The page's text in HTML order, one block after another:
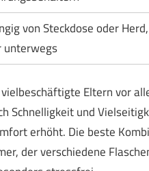
von Steckdose oder Herd,
unterwegs
Eltern vor
Schnelligkeit und
erhöht. Die beste
der verschiedene